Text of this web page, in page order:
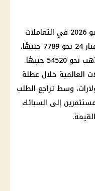
في التعاملات
نحو 6815 جنيهًا، وعيار 24 نحو 7789 جنيهًا،
نحو 54520 جنيهًا.
العالمية خلال عطلة
وإغلاق الأوقية قرب 4509 دولارات، وسط تراجع الطلب
إلى السبائك